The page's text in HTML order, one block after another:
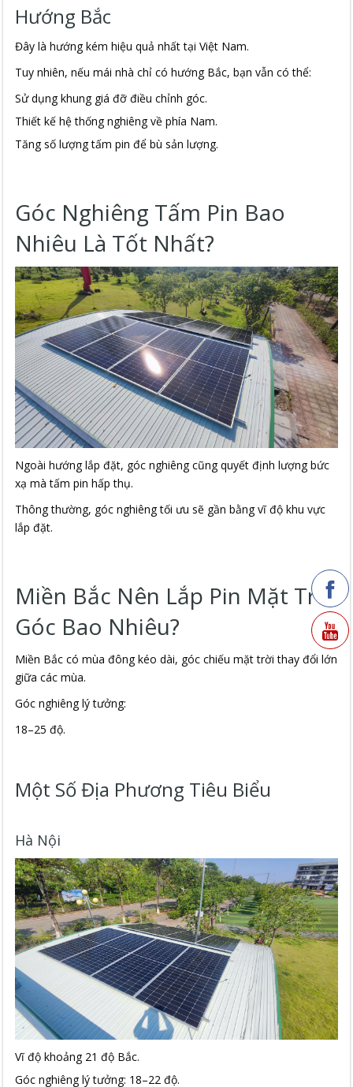
Hướng Bắc
Đây là hướng kém hiệu quả nhất tại Việt Nam.
Tuy nhiên, nếu mái nhà chỉ có hướng Bắc, bạn vẫn có thể:
Sử dụng khung giá đỡ điều chỉnh góc.
Thiết kế hệ thống nghiêng về phía Nam.
Tăng số lượng tấm pin để bù sản lượng.
Góc Nghiêng Tấm Pin Bao
Nhiêu Là Tốt Nhất?
Ngoài hướng lắp đặt, góc nghiêng cũng quyết định lượng bức
xạ mà tấm pin hấp thụ.
Thông thường, góc nghiêng tối ưu sẽ gần bằng vĩ độ khu vực
lắp đặt.
Miền Bắc Nên Lắp Pin Mặt Trời
Góc Bao Nhiêu?
Miền Bắc có mùa đông kéo dài, góc chiếu mặt trời thay đổi lớn
giữa các mùa.
Góc nghiêng lý tưởng:
18–25 độ.
Một Số Địa Phương Tiêu Biểu
Hà Nội
Vĩ độ khoảng 21 độ Bắc.
Góc nghiêng lý tưởng: 18–22 độ.